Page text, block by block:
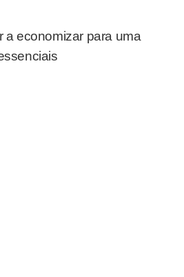
a economizar para uma